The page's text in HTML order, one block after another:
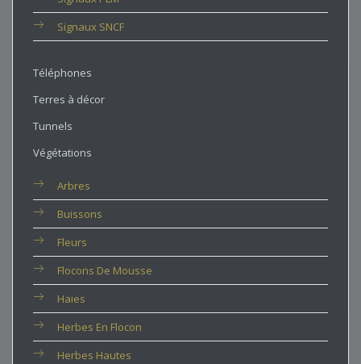
Signaux SNCF
Téléphones
Terres à décor
Tunnels
Végétations
Arbres
Buissons
Fleurs
Flocons De Mousse
Haies
Herbes En Flocon
Herbes Hautes